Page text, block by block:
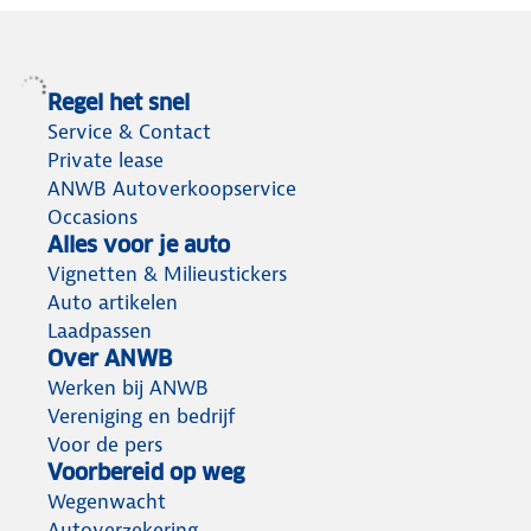
Regel het snel
Service & Contact
Private lease
ANWB Autoverkoopservice
Occasions
Alles voor je auto
Vignetten & Milieustickers
Auto artikelen
Laadpassen
Over ANWB
Werken bij ANWB
Vereniging en bedrijf
Voor de pers
Voorbereid op weg
Wegenwacht